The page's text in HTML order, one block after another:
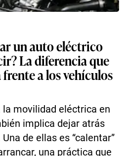
un auto eléctrico
La diferencia que
a los vehículos
movilidad eléctrica en
implica dejar atrás
de ellas es “calentar”
una práctica que